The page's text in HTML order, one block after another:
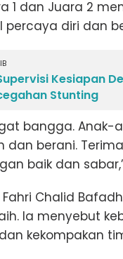
1 dan Juara 2
diri dan
Kesiapan
Stunting
bangga. Anak-
dan berani.
baik dan
Chalid
Ia menyebut
kekompakan